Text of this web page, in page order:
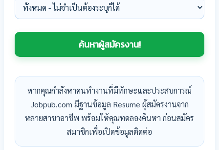
หากคุณกำลังหาคนทำงานที่มีทักษะและประสบการณ์
Jobpub.com มีฐานข้อมูล Resume ผู้สมัครงานจาก
หลายสาขาอาชีพ พร้อมให้คุณทดลองค้นหา ก่อนสมัคร
สมาชิกเพื่อเปิดข้อมูลติดต่อ